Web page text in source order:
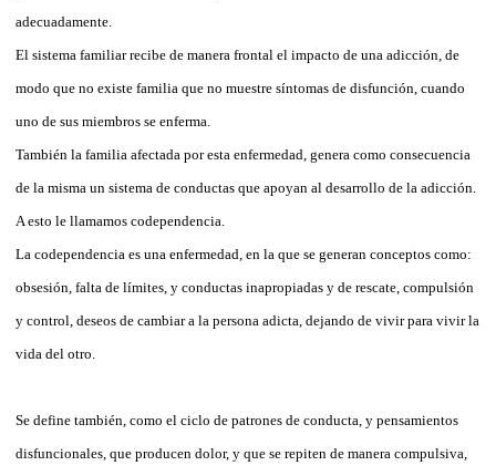
adecuadamente.
El sistema familiar recibe de manera frontal el impacto de una adicción, de
modo que no existe familia que no muestre síntomas de disfunción, cuando
uno de sus miembros se enferma.
También la familia afectada por esta enfermedad, genera como consecuencia
de la misma un sistema de conductas que apoyan al desarrollo de la adicción.
A esto le llamamos codependencia.
La codependencia es una enfermedad, en la que se generan conceptos como:
obsesión, falta de límites, y conductas inapropiadas y de rescate, compulsión
y control, deseos de cambiar a la persona adicta, dejando de vivir para vivir la
vida del otro.
Se define también, como el ciclo de patrones de conducta, y pensamientos
disfuncionales, que producen dolor, y que se repiten de manera compulsiva,